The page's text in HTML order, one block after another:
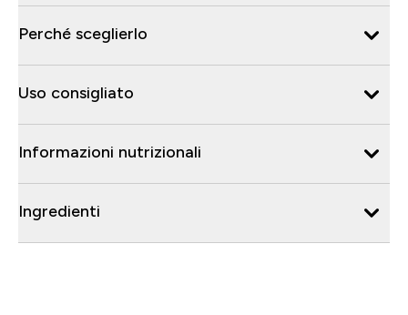
Perché sceglierlo
Uso consigliato
Informazioni nutrizionali
Ingredienti